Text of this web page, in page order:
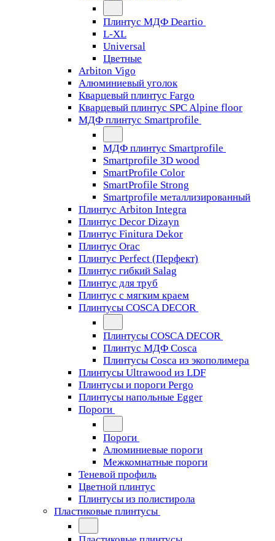
Плинтус МДФ Deartio
L-XL
Universal
Цветные
Arbiton Vigo
Алюминиевый уголок
Кварцевый плинтус Fargo
Кварцевый плинтус SPC Alpine floor
МДФ плинтус Smartprofile
МДФ плинтус Smartprofile
Smartprofile 3D wood
SmartProfile Color
SmartProfile Strong
Smartprofile металлизированный
Плинтус Arbiton Integra
Плинтус Decor Dizayn
Плинтус Finitura Dekor
Плинтус Orac
Плинтус Perfect (Перфект)
Плинтус гибкий Salag
Плинтус для труб
Плинтус с мягким краем
Плинтусы COSCA DECOR
Плинтусы COSCA DECOR
Плинтус МДФ Cosca
Плинтусы Cosca из экополимера
Плинтусы Ultrawood из LDF
Плинтусы и пороги Pergo
Плинтусы напольные Egger
Пороги
Пороги
Алюминиевые пороги
Межкомнатные пороги
Теневой профиль
Цветной плинтус
Плинтусы из полистирола
Пластиковые плинтусы